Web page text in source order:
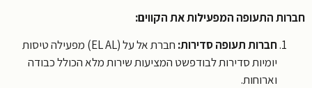
התעופה המפעילות את הקווים:
חברות תעופה סדירות:
חברת אל על (EL AL) מפעילה טיסות
יומיות סדירות לבודפשט המציעות שירות מלא הכולל כבודה
וארוחות.